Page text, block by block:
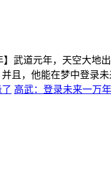
】武道元年，天空大
且，他能在梦中登
高武：登录未来一万年